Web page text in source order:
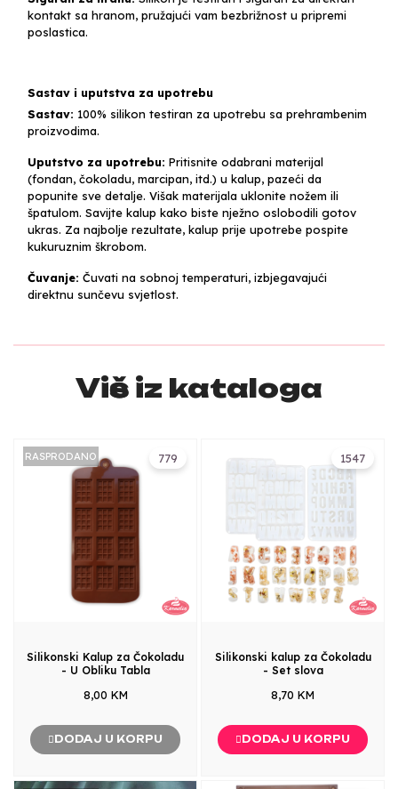
kontakt sa hranom, pružajući vam bezbrižnost u pripremi
poslastica.
Sastav i uputstva za upotrebu
Sastav: 100% silikon testiran za upotrebu sa prehrambenim
proizvodima.
Uputstvo za upotrebu: Pritisnite odabrani materijal
(fondan, čokoladu, marcipan, itd.) u kalup, pazeći da
popunite sve detalje. Višak materijala uklonite nožem ili
špatulom. Savijte kalup kako biste nježno oslobodili gotov
ukras. Za najbolje rezultate, kalup prije upotrebe pospite
kukuruznim škrobom.
Čuvanje: Čuvati na sobnoj temperaturi, izbjegavajući
direktnu sunčevu svjetlost.
Više iz kataloga
779
RASPRODANO
Silikonski Kalup za Čokoladu
- U Obliku Tabla
8,00 KM
DODAJ U KORPU
1547
Silikonski kalup za Čokoladu
- Set slova
8,70 KM
DODAJ U KORPU